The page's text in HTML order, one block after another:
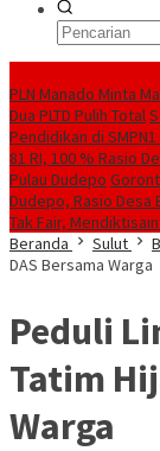
PLN Manado Minta
Dua PLTD Pulih Total
Pendidikan di
81 RI, 100 % Rasio
Pulau Dudepo
Dudepo, Rasio Desa
Tak Fair,
Beranda
Sulut
DAS Bersama Warga
Peduli
Tatim
Warga